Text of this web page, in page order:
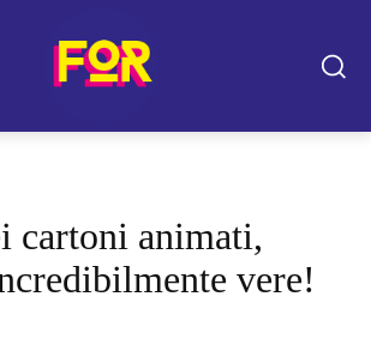
cartoni animati,
vere!